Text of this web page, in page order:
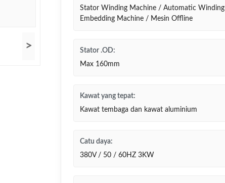
>
Stator Winding Machine / Automatic Winding
Embedding Machine / Mesin Offline
Stator .OD:
Max 160mm
Kawat yang tepat:
Kawat tembaga dan kawat aluminium
Catu daya:
380V / 50 / 60HZ 3KW